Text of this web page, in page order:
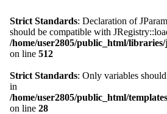
Strict Standards: Declaration of
should be compatible with
/home/user2805/public_html/
on line 512
Strict Standards: Only variables
in
/home/user2805/public_html/
on line 28